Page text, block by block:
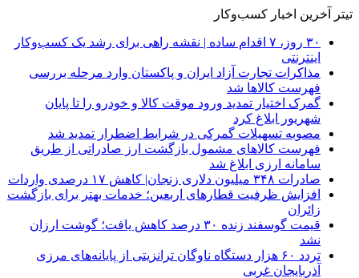
تیتر آخرین اخبار کسب‌وکار
۳۰ روز، ۷ اقدام ساده | نقشه راهی برای رشد یک کسب‌وکار
اینترنتی
مذاکرات تجارت آزاد ایران و پاکستان وارد مرحله بررسی
فهرست کالاها شد
گمرک اختیار تمدید ورود موقت کالا و خودرو را تا پایان
شهریور ابلاغ کرد
مصوبه تسهیلات گمرکی در شرایط اضطرار تمدید شد
فهرست کالاهای مشمول بازگشت ارز صادراتی از طریق
سامانه ارزی ابلاغ شد
صادرات ۳۴۸ میلیون دلاری زنجان| ‌کاهش ۱۷ درصدی واردات
افزایش ظرفیت قطارهای اربعین؛ خدمات بهتر برای بازگشت
زائران
قیمت گوسفند زنده ۳۰ درصد کاهش یافت؛ گوشت ارزان
نشد
تردد ۶۰ هزار دستگاه ناوگان ترانزیتی از پایانه‌های مرزی
آذربایجان ‌غربی